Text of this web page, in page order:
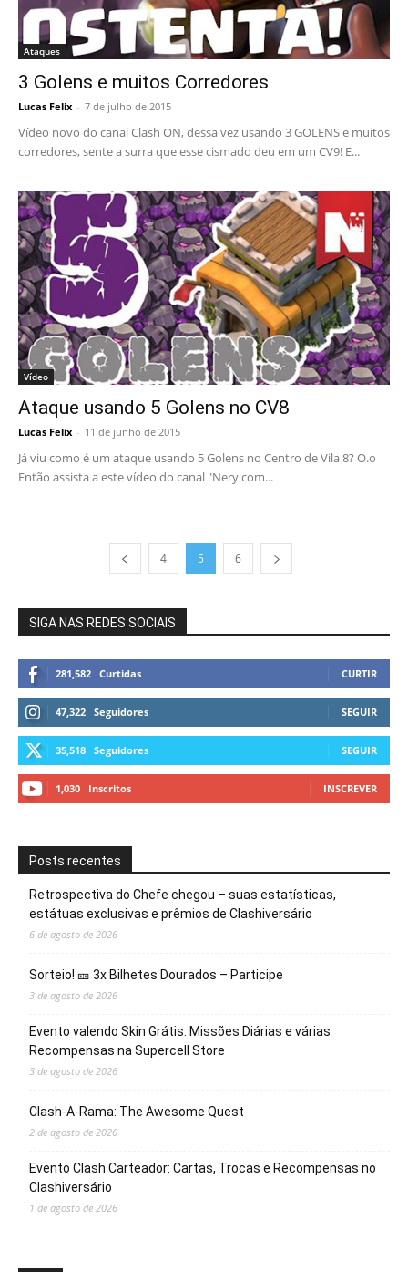
Ataques
3 Golens e muitos Corredores
Lucas Felix - 7 de julho de 2015
Vídeo novo do canal Clash ON, dessa vez usando 3 GOLENS e muitos
corredores, sente a surra que esse cismado deu em um CV9! E...
Vídeo
Ataque usando 5 Golens no CV8
Lucas Felix - 11 de junho de 2015
Já viu como é um ataque usando 5 Golens no Centro de Vila 8? O.o
Então assista a este vídeo do canal "Nery com...
4 5 6
SIGA NAS REDES SOCIAIS
281,582 Curtidas CURTIR
47,322 Seguidores SEGUIR
35,518 Seguidores SEGUIR
1,030 Inscritos INSCREVER
Posts recentes
Retrospectiva do Chefe chegou – suas estatísticas,
estátuas exclusivas e prêmios de Clashiversário
6 de agosto de 2026
Sorteio! 🎫 3x Bilhetes Dourados – Participe
3 de agosto de 2026
Evento valendo Skin Grátis: Missões Diárias e várias
Recompensas na Supercell Store
3 de agosto de 2026
Clash-A-Rama: The Awesome Quest
2 de agosto de 2026
Evento Clash Carteador: Cartas, Trocas e Recompensas no
Clashiversário
1 de agosto de 2026